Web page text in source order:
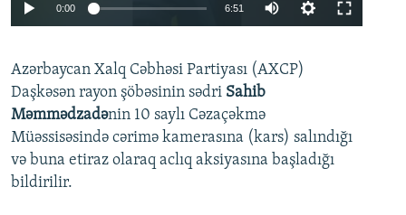
Auto 240p 360p
720p 1080p
0:00 6:51
360p
720p
1080p
Azərbaycan Xalq Cəbhəsi Partiyası (AXCP)
Daşkəsən rayon şöbəsinin sədri Sahib
Məmmədzadənin 10 saylı Cəzaçəkmə
Müəssisəsində cərimə kamerasına (kars) salındığı
və buna etiraz olaraq aclıq aksiyasına başladığı
bildirilir.